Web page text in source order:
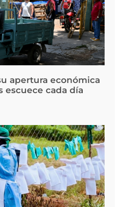
apertura económica
escuece cada día